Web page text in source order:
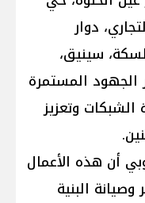
دوار
سينيق،
الجهود المستمرة
وتعزيز
أن هذه الأعمال
البنية